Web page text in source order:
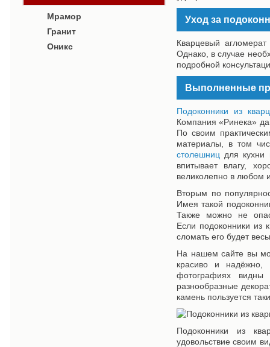
Мрамор
Гранит
Оникс
Уход за
Кварцевый
Однако, в случае
подробной
Выполненные
Подоконники из
Компания «Ринека»
По своим
материалы, в том
столешниц для кухни
впитывает влагу,
великолепно в любом
Вторым по
Имея такой
Также можно не
Если подоконники из
сломать его будет
На нашем сайте вы
красиво и надёжно,
фотографиях видны
разнообразные
камень пользуется
Подоконники из
удовольствие своим